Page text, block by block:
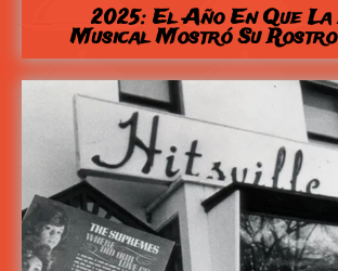
2025: El Año En Que
Musical Mostró Su